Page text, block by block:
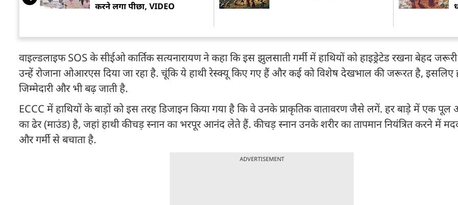
करने लगा पीछा, VIDEO
वाइल्डलाइफ SOS के सीईओ कार्तिक सत्यनारायण ने कहा कि इस झुलसाती गर्मी में हाथियों को हाइड्रेटेड रखना बेहद
उन्हें रोजाना ओआरएस दिया जा रहा है. चूंकि ये हाथी रेस्क्यू किए गए हैं और कई को विशेष देखभाल की जरूरत है, इसलिए
जिम्मेदारी और भी बढ़ जाती है.
ECCC में हाथियों के बाड़ों को इस तरह डिजाइन किया गया है कि वे उनके प्राकृतिक वातावरण जैसे लगें. हर बाड़े में एक
का ढेर (माउंड) है, जहां हाथी कीचड़ स्नान का भरपूर आनंद लेते हैं. कीचड़ स्नान उनके शरीर का तापमान नियंत्रित करने में
और गर्मी से बचाता है.
ADVERTISEMENT